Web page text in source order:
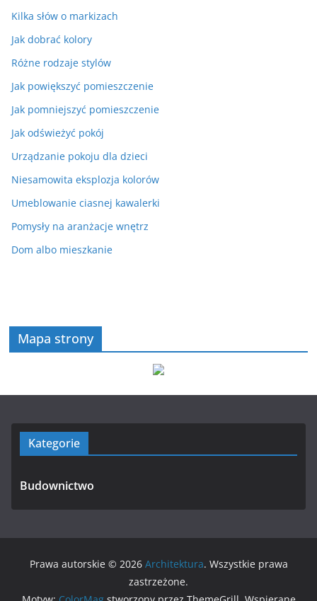
Kilka słów o markizach
Jak dobrać kolory
Różne rodzaje stylów
Jak powiększyć pomieszczenie
Jak pomniejszyć pomieszczenie
Jak odświeżyć pokój
Urządzanie pokoju dla dzieci
Niesamowita eksplozja kolorów
Umeblowanie ciasnej kawalerki
Pomysły na aranżacje wnętrz
Dom albo mieszkanie
Mapa strony
Kategorie
Budownictwo
Prawa autorskie © 2026 Architektura. Wszystkie prawa
zastrzeżone.